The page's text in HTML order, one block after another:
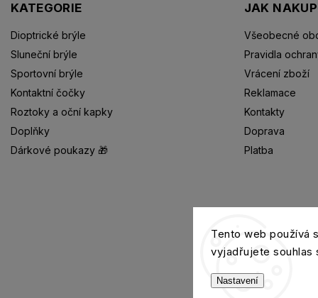
Tento web používá
vyjadřujete souhlas
Nastavení
KATEGORIE
Dioptrické brýle
Sluneční brýle
Sportovní brýle
Kontaktní čočky
Roztoky a oční kapky
Doplňky
Dárkové poukazy 🎁
JAK
Všeobecné
Pravidla
Vrácení zboží
Reklamace
Kontakty
Doprava
Platba